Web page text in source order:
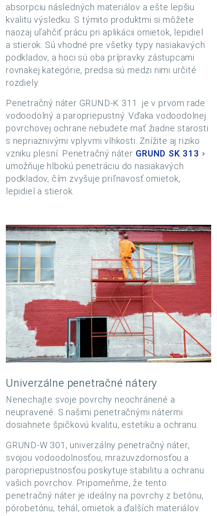
absorpciu následných materiálov a ešte lepšiu
kvalitu výsledku. S týmito produktmi si môžete
naozaj uľahčiť prácu pri aplikácii omietok, lepidiel
a stierok. Sú vhodné pre všetky typy nasiakavých
podkladov, a hoci sú oba prípravky zástupcami
rovnakej kategórie, predsa sú medzi nimi určité
rozdiely.
Penetračný náter GRUND-K 311 je v prvom rade
vodoodolný a paropriepustný. Vďaka vodoodolnej
povrchovej ochrane nebudete mať žiadne starosti
s nepriaznivými vplyvmi vlhkosti. Znížite aj riziko
vzniku plesní. Penetračný náter GRUND SK 313
umožňuje hlbokú penetráciu do nasiakavých
podkladov, čím zvyšuje priľnavosť omietok,
lepidiel a stierok.
Univerzálne penetračné nátery
Nenechajte svoje povrchy neochránené a
neupravené. S našimi penetračnými nátermi
dosiahnete špičkovú kvalitu, estetiku a ochranu.
GRUND-W 301, univerzálny penetračný náter,
svojou vodoodolnosťou, mrazuvzdornosťou a
paropriepustnosťou poskytuje stabilitu a ochranu
vašich povrchov. Pripomeňme, že tento
penetračný náter je ideálny na povrchy z betónu,
pórobetónu, tehál, omietok a ďalších materiálov.